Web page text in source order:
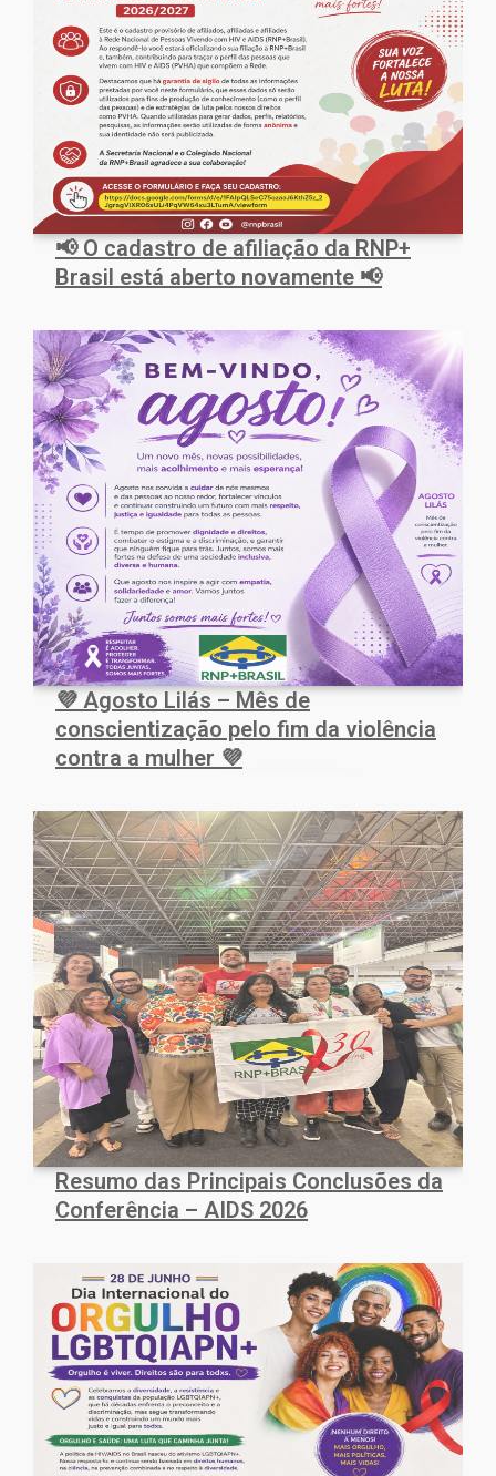
📢 O cadastro de afiliação da RNP+
Brasil está aberto novamente 📢
💜 Agosto Lilás – Mês de
conscientização pelo fim da violência
contra a mulher 💜
Resumo das Principais Conclusões da
Conferência – AIDS 2026